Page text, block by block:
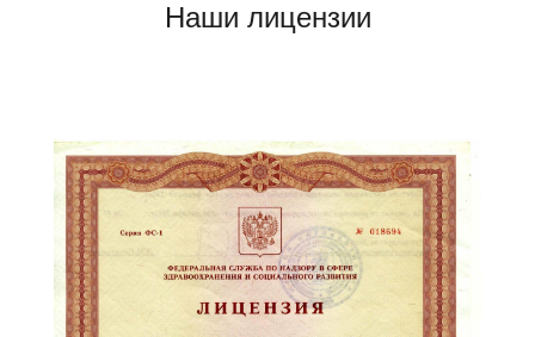
Наши лицензии